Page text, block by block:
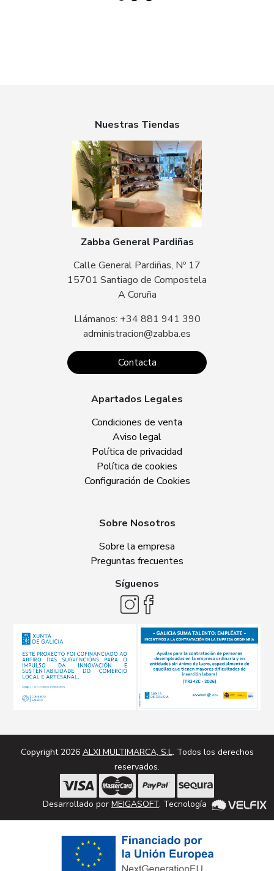
Nuestras Tiendas
Zabba General Pardiñas
Calle General Pardiñas, Nº 17
15701 Santiago de Compostela
A Coruña
Llámanos: +34 881 941 390
administracion@zabba.es
Contacta
Apartados Legales
Condiciones de venta
Aviso legal
Política de privacidad
Política de cookies
Configuración de Cookies
Sobre Nosotros
Sobre la empresa
Preguntas frecuentes
Síguenos
Copyright 2026 ALXI MULTIMARCA, S.L. Todos los derechos
reservados.
Desarrollado por MEIGASOFT. Tecnología